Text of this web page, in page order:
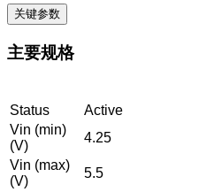
关键参数
主要规格
Status
Active
Vin (min)
(V)
4.25
Vin (max)
(V)
5.5